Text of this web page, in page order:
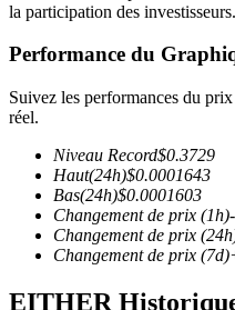
Futures COIN-M
TradFi
Produits dérivés sur
la participation des investisseurs.
Performance du
Suivez les performances du
réel.
Niveau Record$0.3729
Haut(24h)$0.0001643
Bas(24h)$0.0001603
Changement de prix (1h)
Changement de prix
Changement de prix (7d)
EITHER